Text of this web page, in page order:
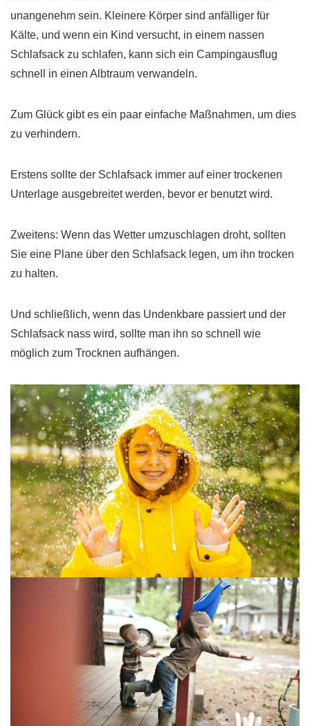
unangenehm sein. Kleinere Körper sind anfälliger für
Kälte, und wenn ein Kind versucht, in einem nassen
Schlafsack zu schlafen, kann sich ein Campingausflug
schnell in einen Albtraum verwandeln.
Zum Glück gibt es ein paar einfache Maßnahmen, um dies
zu verhindern.
Erstens sollte der Schlafsack immer auf einer trockenen
Unterlage ausgebreitet werden, bevor er benutzt wird.
Zweitens: Wenn das Wetter umzuschlagen droht, sollten
Sie eine Plane über den Schlafsack legen, um ihn trocken
zu halten.
Und schließlich, wenn das Undenkbare passiert und der
Schlafsack nass wird, sollte man ihn so schnell wie
möglich zum Trocknen aufhängen.